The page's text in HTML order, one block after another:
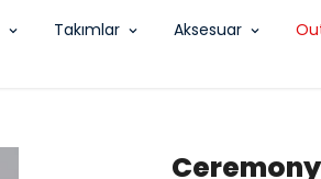
Takımlar Aksesuar
Ceremony